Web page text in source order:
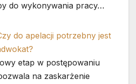
do wykonywania pracy…
do apelacji potrzebny jest
etap w postępowaniu
na zaskarżenie